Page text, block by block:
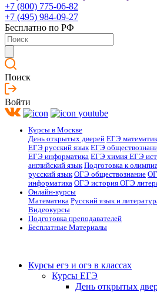
+7 (800) 775-06-82
+7 (495) 984-09-27
Бесплатно по РФ
Поиск
Войти
Курсы в Москве
День открытых дверей ЕГЭ
ЕГЭ русский язык ЕГЭ
ЕГЭ информатика ЕГЭ химия ЕГЭ
английский язык Подготовка к
русский язык ОГЭ обществознание
информатика ОГЭ история ОГЭ
Онлайн-курсы
Математика Русский язык и
Видеокурсы
Подготовка преподавателей
Бесплатные Материалы
Курсы егэ и огэ в классах
Курсы ЕГЭ
День открытых